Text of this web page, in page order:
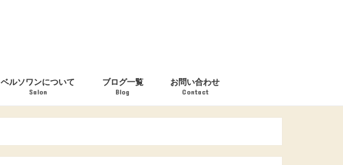
ベルソワンについて
Salon
ブログ一覧
Blog
お問い合わせ
Contact